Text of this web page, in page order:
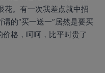
花。有一次我差点就中招
的“买一送一”居然是要买
格，呵呵，比平时贵了